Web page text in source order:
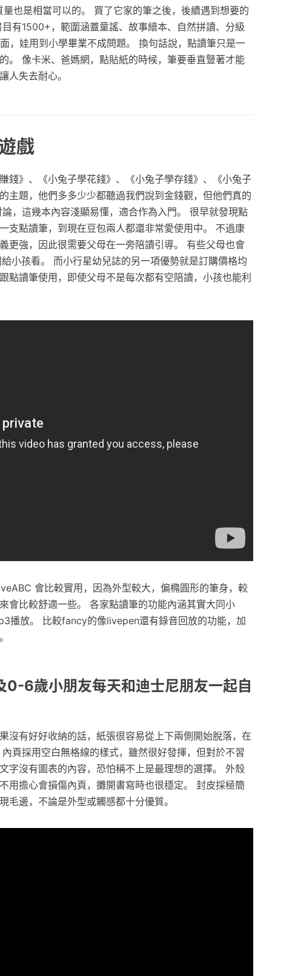
也是相當可以的。 買了它家的筆之後，後續遇到想要的
有1500+，範圍涵蓋童謠、故事繪本、自然拼讀、分級
，娃用到小學畢業不成問題。 換句話說，點讀筆只是一
。 像卡米、爸媽網，點貼紙的時候，筆要垂直豎著才能
人失去耐心。
戲
錢》、《小兔子學花錢》、《小兔子學存錢》、《小兔子
主題，他們多多少少都聽過我們說到金錢觀，但他們真的
，這幾本內容淺顯易懂，適合作為入門。 很早就發現點
支點讀筆，到現在豆包兩人都還非常愛使用中。 不過康
更強，因此很需要父母在一旁陪讀引導。 有些父母也會
小孩看。 而小行星幼兒誌的另一項優勢就是訂購價格均
點讀筆使用，即使父母不是每次都有空陪讀，小孩也能利
會比較實用，因為外型較大，偏橢圓形的筆身，較
會比較舒適一些。 各家點讀筆的功能內涵其實大同小
播放。 比較fancy的像livepen還有錄音回放的功能，加
0-6歲小朋友每天和迪士尼朋友一起自
沒有好好收納的話，紙張很容易從上下兩側開始脫落，在
頁採用空白無格線的樣式，雖然很好發揮，但對於不習
字沒有圖表的內容，恐怕稱不上是最理想的選擇。 外殼
用擔心會損傷內頁，攤開書寫時也很穩定。 封皮採極簡
毛邊，不論是外型或觸感都十分優質。